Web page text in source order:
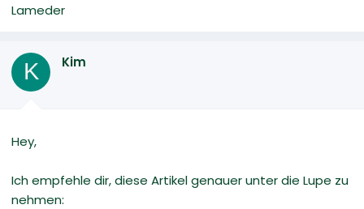
Lameder
K Kim
Hey,
Ich empfehle dir, diese Artikel genauer unter die Lupe zu
nehmen: